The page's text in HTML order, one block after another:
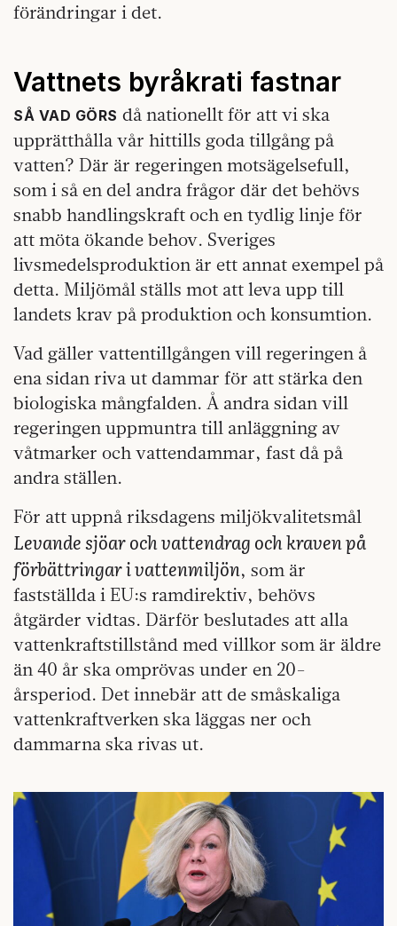
förändringar i det.
Vattnets byråkrati fastnar
SÅ VAD GÖRS då nationellt för att vi ska
upprätthålla vår hittills goda tillgång på
vatten? Där är regeringen motsägelsefull,
som i så en del andra frågor där det behövs
snabb handlingskraft och en tydlig linje för
att möta ökande behov. Sveriges
livsmedelsproduktion är ett annat exempel på
detta. Miljömål ställs mot att leva upp till
landets krav på produktion och konsumtion.
Vad gäller vattentillgången vill regeringen å
ena sidan riva ut dammar för att stärka den
biologiska mångfalden. Å andra sidan vill
regeringen uppmuntra till anläggning av
våtmarker och vattendammar, fast då på
andra ställen.
För att uppnå riksdagens miljökvalitetsmål
Levande sjöar och vattendrag och kraven på
förbättringar i vattenmiljön, som är
fastställda i EU:s ramdirektiv, behövs
åtgärder vidtas. Därför beslutades att alla
vattenkraftstillstånd med villkor som är äldre
än 40 år ska omprövas under en 20-
årsperiod. Det innebär att de småskaliga
vattenkraftverken ska läggas ner och
dammarna ska rivas ut.